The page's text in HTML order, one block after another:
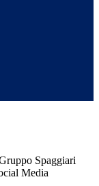
Spaggiari
Media